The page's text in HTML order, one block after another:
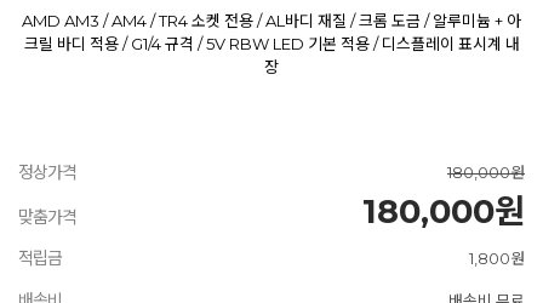
AMD AM3 / AM4 / TR4 소켓 전용 / AL바디 재질 / 크롬 도금 / 알루미늄 + 아
크릴 바디 적용 / G1/4 규격 / 5V RBW LED 기본 적용 / 디스플레이 표시계 내
장
정상가격 180,000원
맞춤가격 180,000원
적립금 1,800원